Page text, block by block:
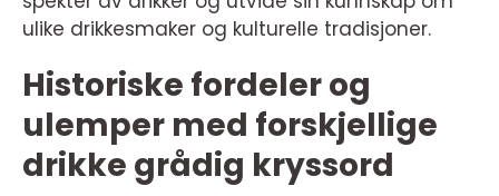
ulike drikkesmaker og kulturelle tradisjoner.
Historiske fordeler og
ulemper med forskjellige
drikke grådig kryssord